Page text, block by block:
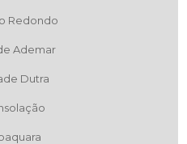
Redondo
Ademar
Dutra